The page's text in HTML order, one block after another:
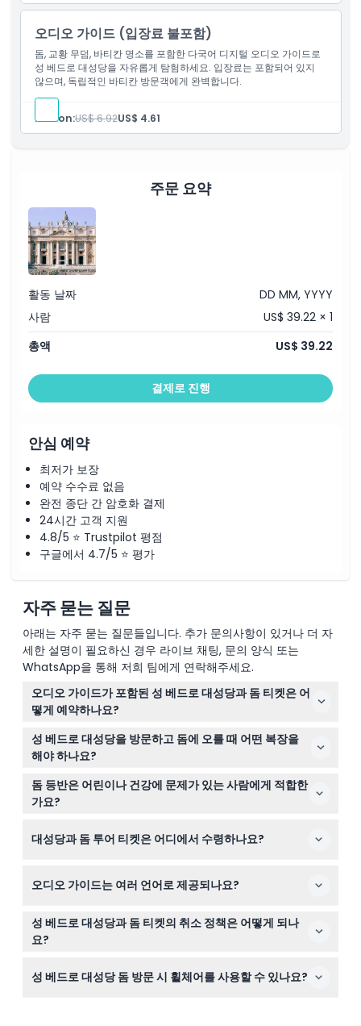
포함 사항
아동 성인 정책
적합하지 않은 대상
위치
복장 규정
취소 정책
오디오 가이드 (입장료 불포함)
돔, 교황 무덤, 바티칸 명소를 포함한 다국어 디지털 오디오 가이드로
성 베드로 대성당을 자유롭게 탐험하세요. 입장료는 포함되어 있지
않으며, 독립적인 바티칸 방문객에게 완벽합니다.
Person:US$ 6.92US$ 4.61
주문 요약
활동 날짜
DD MM, YYYY
사람
US$ 39.22 × 1
총액
US$ 39.22
결제로 진행
안심 예약
최저가 보장
예약 수수료 없음
완전 종단 간 암호화 결제
24시간 고객 지원
4.8/5 ⭐ Trustpilot 평점
구글에서 4.7/5 ⭐ 평가
자주 묻는 질문
아래는 자주 묻는 질문들입니다. 추가 문의사항이 있거나 더 자
세한 설명이 필요하신 경우 라이브 채팅, 문의 양식 또는
WhatsApp을 통해 저희 팀에게 연락해주세요.
오디오 가이드가 포함된 성 베드로 대성당과 돔 티켓은 어
떻게 예약하나요?
이 웹사이트에서 원하는 날짜와 시간을 선택한 후 결제를
완료하여 쉽게 티켓을 예약할 수 있습니다.
성 베드로 대성당을 방문하고 돔에 오를 때 어떤 복장을
해야 하나요?
어깨, 등 또는 무릎이 노출되는 옷은 엄격히 금지되어 있습
니다. 원활한 입장을 위해 스카프나 스웨터를 지참하거나
단정한 복장을 권장합니다.
돔 등반은 어린이나 건강에 문제가 있는 사람에게 적합한
가요?
포증, 심장 질환, 보행 장애가 있는 분은 등반을 권장하지 않
대성당과 돔 투어 티켓은 어디에서 수령하나요?
산 미켈레 카페에서 바우처를 티켓으로 교환하셔야 합니다.
오디오 가이드는 여러 언어로 제공되나요?
예, 영어, 이탈리아어, 프랑스어, 스페인어, 독일어, 만다린어
를 포함한 여러 언어로 오디오 가이드를 제공하여 원하는
언어로 경험을 즐길 수 있습니다.
성 베드로 대성당과 돔 티켓의 취소 정책은 어떻게 되나
요?
시간을 신중히 선택하시기 바랍니다.
성 베드로 대성당 돔 방문 시 휠체어를 사용할 수 있나요?